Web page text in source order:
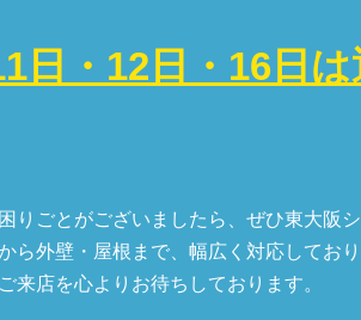
日・12日・16日
りごとがございましたら、ぜひ東大阪
ら外壁・屋根まで、幅広く対応しており
来店を心よりお待ちしております。